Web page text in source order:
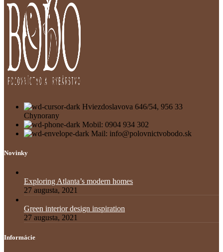
Hviezdoslavova 646/54, 956 33
Chynorany
Mobil: 0904 934 302
Mail: info@polovnictvobodo.sk
Novinky
Exploring Atlanta’s modern homes
27 augusta, 2021
Green interior design inspiration
27 augusta, 2021
Informácie